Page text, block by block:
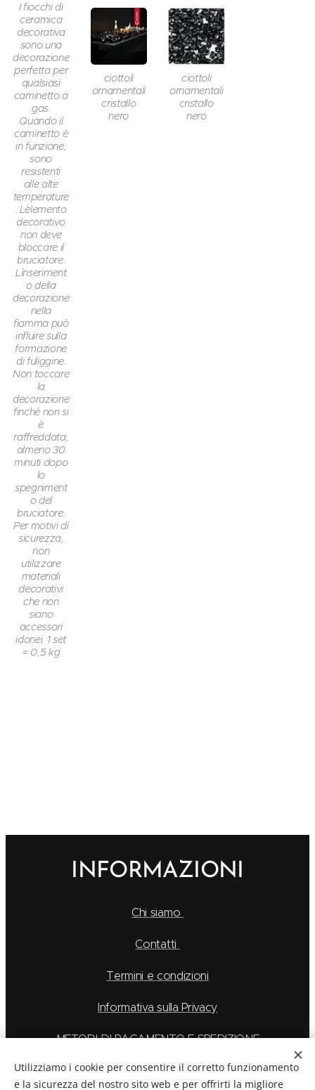
I fiocchi di
ceramica
decorativa
sono una
decorazione
perfetta per
qualsiasi
caminetto a
gas.
Quando il
caminetto è
in funzione,
sono
resistenti
alle alte
temperature
. L`elemento
decorativo
non deve
bloccare il
bruciatore.
L`inseriment
o della
decorazione
nella
fiamma può
influire sulla
formazione
di fuliggine.
Non toccare
la
decorazione
finché non si
è
raffreddata,
almeno 30
minuti dopo
lo
spegniment
o del
bruciatore.
Per motivi di
sicurezza,
non
utilizzare
materiali
decorativi
che non
siano
accessori
idonei. 1 set
= 0,5 kg
ciottoli
ornamentali
cristallo
nero
ciottoli
ornamentali
cristallo
nero
INFORMAZIONI
Chi siamo
Contatti
Termini e condizioni
Informativa sulla Privacy
METODI DI PAGAMENTO E SPEDIZIONE
Utilizziamo i cookie per consentire il corretto funzionamento
e la sicurezza del nostro sito web e per offrirti la migliore